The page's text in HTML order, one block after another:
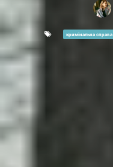
кримінальна справа